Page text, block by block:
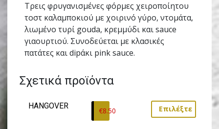
Τρεις φρυγανισµένες φόρµες χειροποίητου
τοστ καλαµποκιού µε χοιρινό γύρο, ντοµάτα,
λιωµένο τυρί gouda, κρεµµύδι και sauce
γιαουρτιού. Συνοδεύεται με κλασικές
πατάτες και dipάκι pink sauce.
Σχετικά προϊόντα
HANGOVER
€8.50 Επιλέξτε